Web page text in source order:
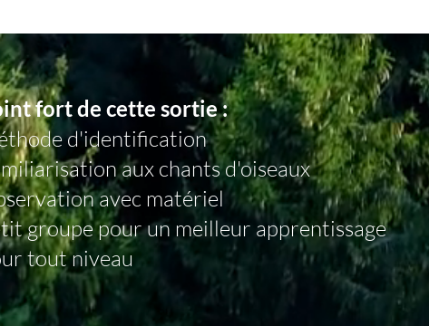
fort de cette sortie :
d'identification
aux chants d'oiseaux​
​avec matériel
groupe pour un meilleur apprentissage
tout niveau